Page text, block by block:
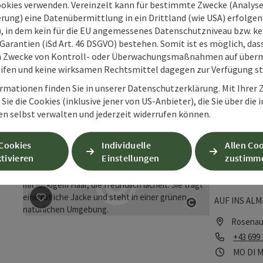
Copyright
Beitrag merken : Jimmy´s Box
Jimmy's
Hengstpass.
Telefon
+43
Copyright
Beitrag merken: Naturschauspiel - Auf ins Alm-Paradies
AUF INS
Telefon
+43 699
MO DI
verwenden. Vereinzelt kann für bestimmte Zwecke
eine Datenübermittlung in ein Drittland (wie USA) erfolgen
in dem kein für die EU angemessenes Datenschutzniveau bzw.
(iSd Art. 46 DSGVO) bestehen. Somit ist es möglich,
Zwecke von Kontroll- oder Überwachungsmaßnahmen auf
und keine wirksamen Rechtsmittel dagegen zur Verfügung
finden Sie in unserer Datenschutzerklärung. Mit Ihrer
die Cookies (inklusive jener von US-Anbieter), die Sie über die
selbst verwalten und jederzeit widerrufen können.
Individuelle
Einstellungen
Allen